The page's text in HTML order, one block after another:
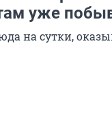
уже
на сутки,